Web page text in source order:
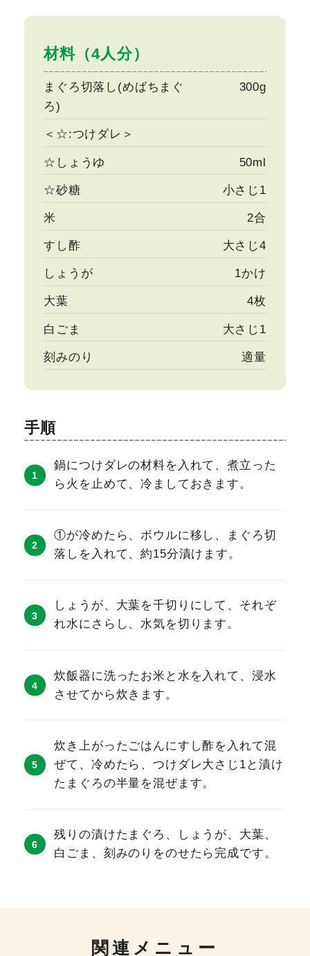
材料（4人分）
まぐろ切落し(めばちまぐ
ろ)
300g
＜☆:つけダレ＞
☆しょうゆ 50ml
☆砂糖 小さじ1
米 2合
すし酢 大さじ4
しょうが 1かけ
大葉 4枚
白ごま 大さじ1
刻みのり 適量
手順
鍋につけダレの材料を入れて、煮立った
ら火を止めて、冷ましておきます。
①が冷めたら、ボウルに移し、まぐろ切
落しを入れて、約15分漬けます。
しょうが、大葉を千切りにして、それぞ
れ水にさらし、水気を切ります。
炊飯器に洗ったお米と水を入れて、浸水
させてから炊きます。
炊き上がったごはんにすし酢を入れて混
ぜて、冷めたら、つけダレ大さじ1と漬け
たまぐろの半量を混ぜます。
残りの漬けたまぐろ、しょうが、大葉、
白ごま、刻みのりをのせたら完成です。
関連メニュー